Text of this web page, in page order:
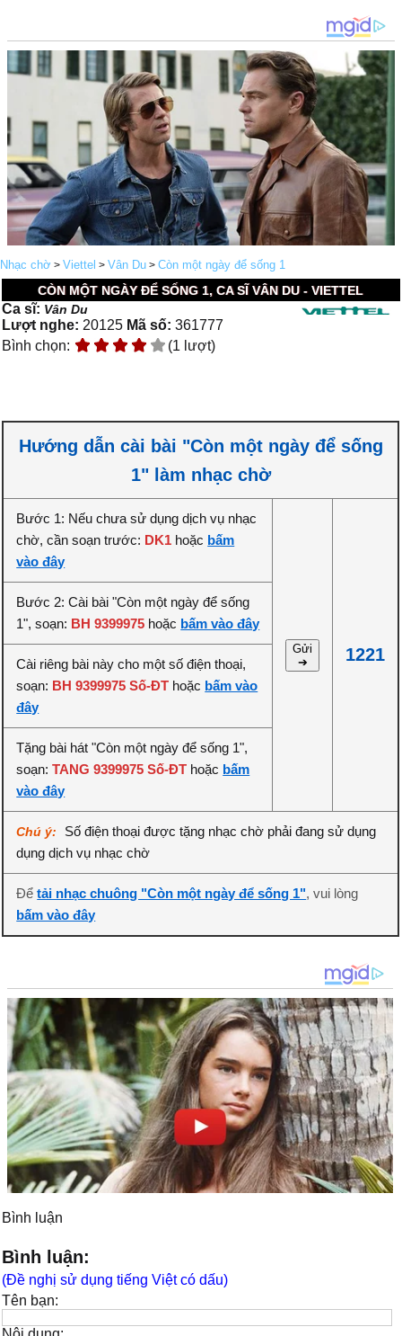
Nhạc chờ > Viettel > Vân Du > Còn một ngày để sống 1
CÒN MỘT NGÀY ĐỂ SỐNG 1, CA SĨ VÂN DU - VIETTEL
Ca sĩ: Vân Du
Lượt nghe: 20125 Mã số: 361777
Bình chọn:
(1 lượt)
Hướng dẫn cài bài "Còn một ngày để sống
1" làm nhạc chờ
Bước 1: Nếu chưa sử dụng dịch vụ nhạc
chờ, cần soạn trước: DK1 hoặc bấm
vào đây
Gửi
➔
1221
Bước 2: Cài bài "Còn một ngày để sống
1", soạn: BH 9399975 hoặc bấm vào đây
Cài riêng bài này cho một số điện thoại,
soạn: BH 9399975 Số-ĐT hoặc bấm vào
đây
Tặng bài hát "Còn một ngày để sống 1",
soạn:TANG 9399975 Số-ĐT hoặc bấm
vào đây
Chú ý:
Số điện thoại được tặng nhạc chờ phải đang sử dụng
dụng dịch vụ nhạc chờ
Đểtải nhạc chuông "Còn một ngày để sống 1", vui lòng
bấm vào đây
Bình luận
Bình luận:
(Đề nghị sử dụng tiếng Việt có dấu)
Tên bạn: